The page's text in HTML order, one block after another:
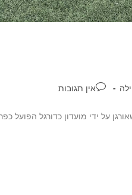
אין תגובות
על ידי מועדון כדורגל